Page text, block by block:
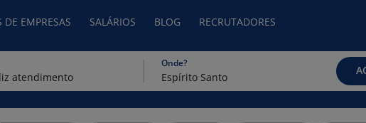
DE EMPRESAS SALÁRIOS BLOG RECRUTADORES
Onde?